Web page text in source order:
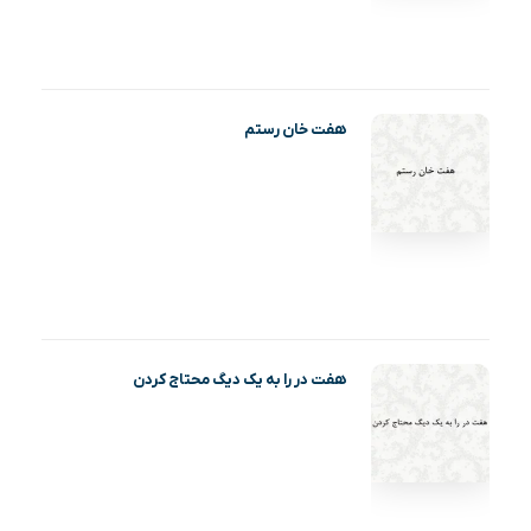
هفت خان رستم
هفت در را به یک دیگ محتاج کردن